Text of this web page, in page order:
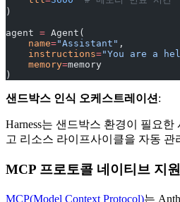
)
agent = Agent(
    name
="Assistant" ,
    instructions
="You are a
    memory
=memory
)
샌드박스 인식 오케스트레이션:
Harness는 샌드박스 환경이 필요
고 리소스 라이프사이클을 자동 관
MCP 프로토콜 네이티브 지원
MCP(Model Context Protocol)는